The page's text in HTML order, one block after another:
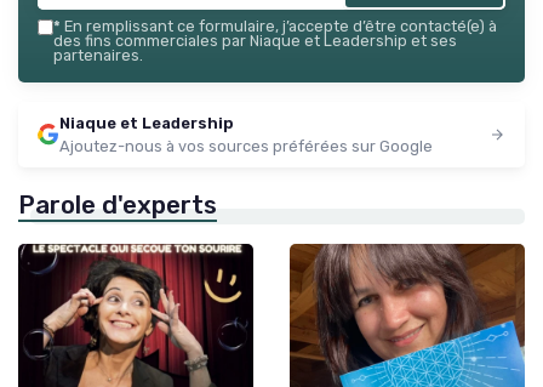
* En remplissant ce formulaire, j’accepte d’être contacté(e) à
des fins commerciales par Niaque et Leadership et ses
partenaires.
Niaque et Leadership
Ajoutez-nous à vos sources préférées sur Google
Parole d'experts